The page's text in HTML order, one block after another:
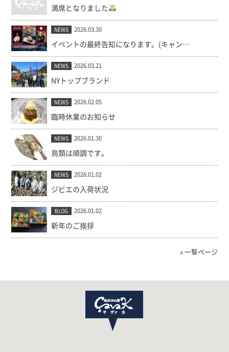
満席となりました
NEWS 2026.03.30
イベントの最終告知になります。(キャンセル出ました！)
NEWS 2026.03.21
NYトップブランド
NEWS 2026.02.05
臨時休業のお知らせ
NEWS 2026.01.30
鳥類は順調です。
NEWS 2026.01.02
ジビエの入荷状況
BLOG 2026.01.02
新年のご挨拶
» 一覧ページ